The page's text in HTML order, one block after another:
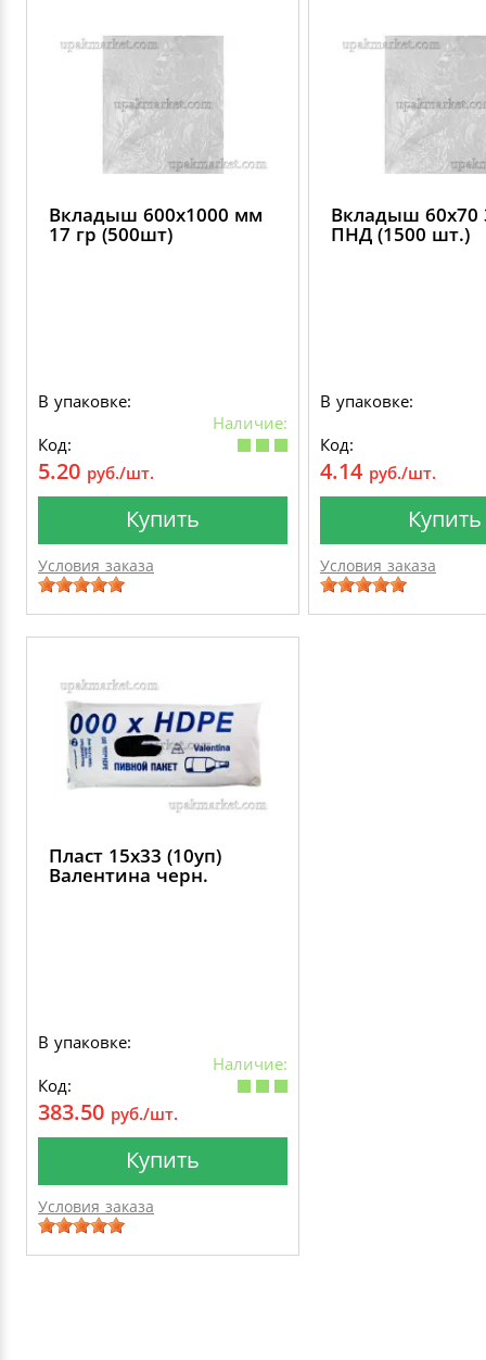
Вкладыш 600х1000 мм
17 гр (500шт)
В упаковке:
Наличие:
Код:
5.20 руб./шт.
Купить
Условия заказа
Вкладыш 60х70
ПНД (1500 шт.)
В упаковке:
Код:
4.14 руб./шт.
Купить
Условия заказа
Пласт 15х33 (10уп)
Валентина черн.
В упаковке:
Наличие:
Код:
383.50 руб./шт.
Купить
Условия заказа